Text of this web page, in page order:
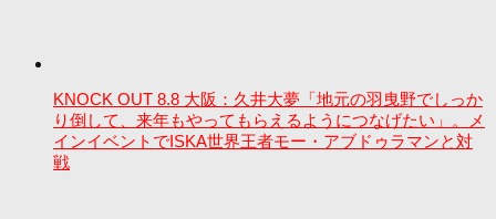
KNOCK OUT 8.8 大阪：久井大夢「地元の羽曳野でしっか
り倒して、来年もやってもらえるようにつなげたい」。メ
インイベントでISKA世界王者モー・アブドゥラマンと対
戦